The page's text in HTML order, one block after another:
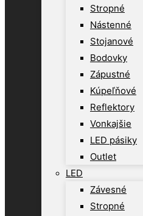
Stropné
Nástenné
Stojanové
Bodovky
Zápustné
Kúpeľňové
Reflektory
Vonkajšie
LED pásiky
Outlet
LED
Závesné
Stropné